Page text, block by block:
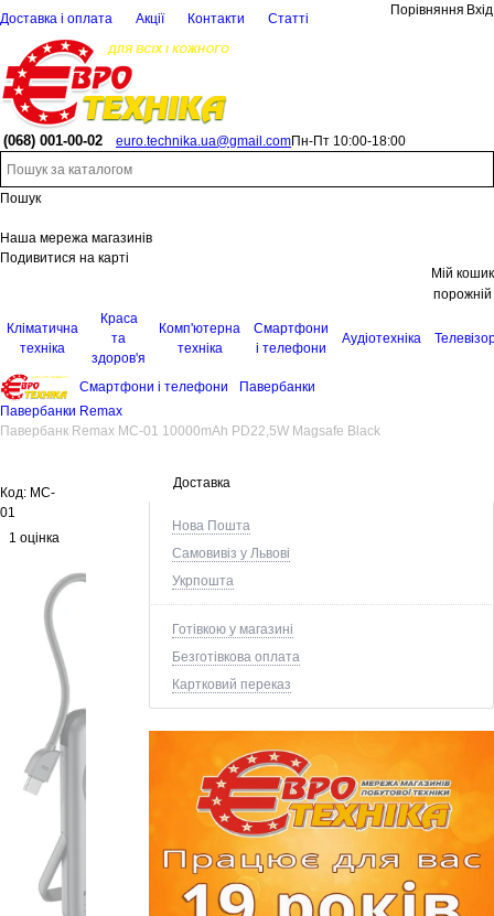
Доставка і оплата Акції Контакти Статті
Порівняння Вхід
(068) 001-00-02 euro.technika.ua@gmail.comПн-Пт 10:00-18:00
Пошук
Наша мережа магазинів
Подивитися на карті
Мій кошик
порожній
Кліматична
техніка
Краса
та
здоров'я
Комп'ютерна
техніка
Смартфони
і телефони
Аудіотехніка
Смартфони і телефони
Павербанки
Павербанки Remax
Павербанк Remax MC-01 10000mAh PD22,5W Magsafe Black
Доставка
Нова Пошта
Самовивіз у Львові
Укрпошта
Готівкою у магазині
Безготівкова оплата
Картковий переказ
Код: MC-
01
1 оцінка